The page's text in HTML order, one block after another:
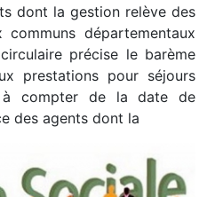
dont la gestion relève des
communs départementaux
précise le barème
prestations pour séjours
à compter de la date de
des agents dont la